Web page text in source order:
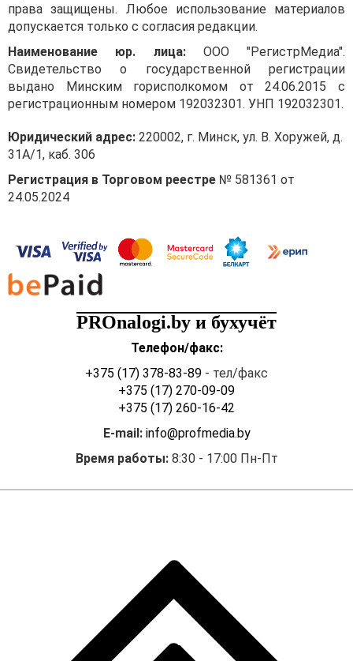
права защищены. Любое использование материалов
допускается только с согласия редакции.
Наименование юр. лица:ООО "РегистрМедиа".
Свидетельство о государственной регистрации
выдано Минским горисполкомом от 24.06.2015 с
регистрационным номером 192032301. УНП 192032301.
Юридический адрес: 220002, г. Минск, ул. В. Хоружей, д.
31А/1, каб. 306
Регистрация в Торговом реестре № 581361 от
24.05.2024
PROnalogi.by и бухучёт
Телефон/факс:
+375 (17) 378-83-89 - тел/факс
+375 (17) 270-09-09
+375 (17) 260-16-42
E-mail: info@profmedia.by
Время работы:8:30 - 17:00 Пн-Пт